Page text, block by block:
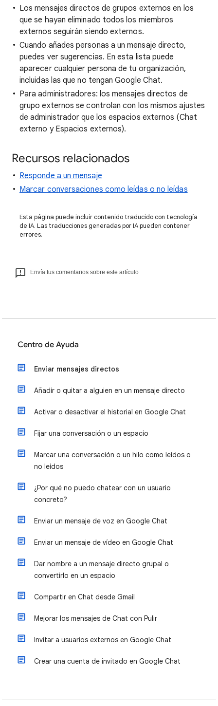
Los mensajes directos de grupos externos en los
que se hayan eliminado todos los miembros
externos seguirán siendo externos.
Cuando añades personas a un mensaje directo,
puedes ver sugerencias. En esta lista puede
aparecer cualquier persona de tu organización,
incluidas las que no tengan Google Chat.
Para administradores: los mensajes directos de
grupo externos se controlan con los mismos ajustes
de administrador que los espacios externos (Chat
externo y Espacios externos).
Recursos relacionados
Responde a un mensaje
Marcar conversaciones como leídas o no leídas
Esta página puede incluir contenido traducido con tecnología
de IA. Las traducciones generadas por IA pueden contener
errores.
Envía tus comentarios sobre este artículo
Centro de Ayuda
Enviar mensajes directos
Añadir o quitar a alguien en un mensaje directo
Activar o desactivar el historial en Google Chat
Fijar una conversación o un espacio
Marcar una conversación o un hilo como leídos o
no leídos
¿Por qué no puedo chatear con un usuario
concreto?
Enviar un mensaje de voz en Google Chat
Enviar un mensaje de vídeo en Google Chat
Dar nombre a un mensaje directo grupal o
convertirlo en un espacio
Compartir en Chat desde Gmail
Mejorar los mensajes de Chat con Pulir
Invitar a usuarios externos en Google Chat
Crear una cuenta de invitado en Google Chat